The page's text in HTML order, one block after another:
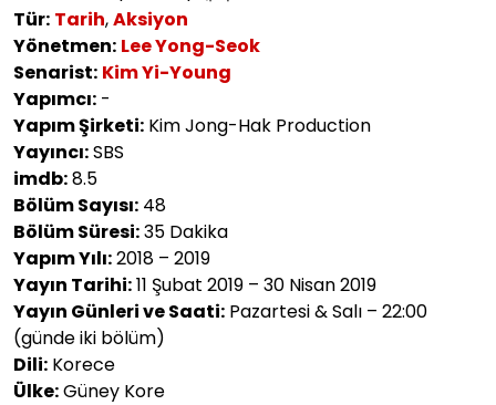
Tür: Tarih,Aksiyon
Yönetmen: Lee Yong-Seok
Senarist: Kim Yi-Young
Yapımcı: -
Yapım Şirketi: Kim Jong-Hak Production
Yayıncı:SBS
imdb:8.5
Bölüm Sayısı: 48
Bölüm Süresi:35 Dakika
Yapım Yılı:2018 – 2019
Yayın Tarihi:11 Şubat 2019 – 30 Nisan 2019
Yayın Günleri ve Saati: Pazartesi & Salı – 22:00
(günde iki bölüm)
Dili: Korece
Ülke:Güney Kore